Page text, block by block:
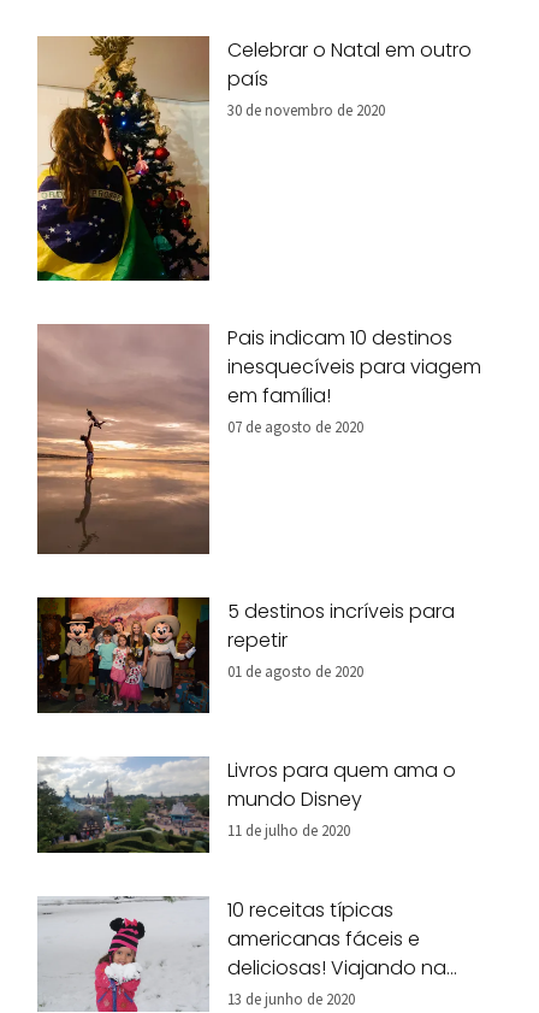
Celebrar o Natal em outro
país
30 de novembro de 2020
Pais indicam 10 destinos
inesquecíveis para viagem
em família!
07 de agosto de 2020
5 destinos incríveis para
repetir
01 de agosto de 2020
Livros para quem ama o
mundo Disney
11 de julho de 2020
10 receitas típicas
americanas fáceis e
deliciosas! Viajando na
nossa cozinha!
13 de junho de 2020